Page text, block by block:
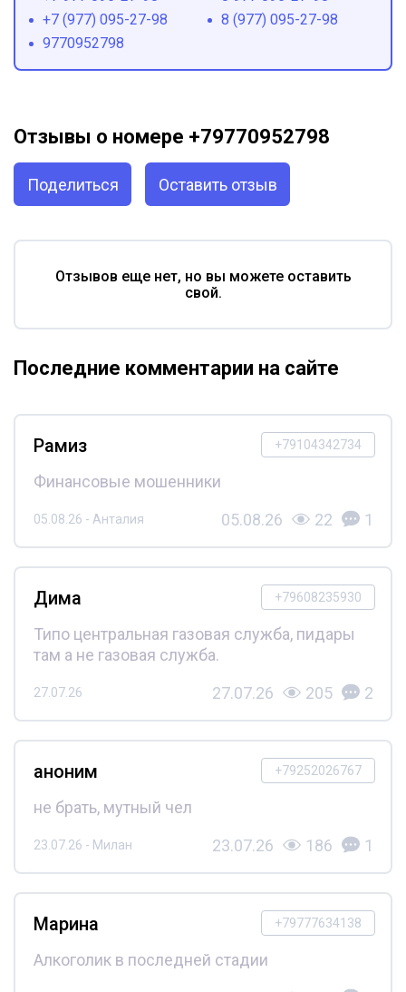
+7 (977) 095-27-98
8 (977) 095-27-98
9770952798
Отзывы о номере +79770952798
Поделиться Оставить отзыв
Отзывов еще нет, но вы можете оставить
свой.
Последние комментарии на сайте
+79104342734
Рамиз
Финансовые мошенники
05.08.26 - Анталия 05.08.26 22 1
+79608235930
Дима
Типо центральная газовая служба, пидары
там а не газовая служба.
27.07.26 27.07.26 205 2
+79252026767
аноним
не брать, мутный чел
23.07.26 - Милан 23.07.26 186 1
+79777634138
Марина
Алкоголик в последней стадии